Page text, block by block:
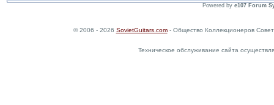
Powered by e107 Forum
© 2006 - 2026 SovietGuitars.com- Общество Коллекционеров
Техническое обслуживание сайта